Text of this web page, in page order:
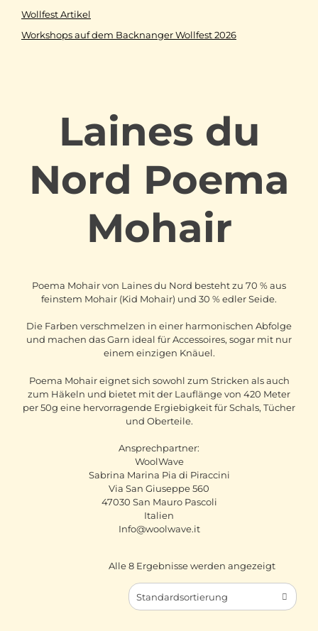
Laines du
Nord Poema
Mohair
Poema Mohair von Laines du Nord besteht zu 70 % aus
feinstem Mohair (Kid Mohair) und 30 % edler Seide.
Die Farben verschmelzen in einer harmonischen Abfolge
und machen das Garn ideal für Accessoires, sogar mit nur
einem einzigen Knäuel.
Poema Mohair eignet sich sowohl zum Stricken als auch
zum Häkeln und bietet mit der Lauflänge von 420 Meter
per 50g eine hervorragende Ergiebigkeit für Schals, Tücher
und Oberteile.
Ansprechpartner:
WoolWave
Sabrina Marina Pia di Piraccini
Via San Giuseppe 560
47030 San Mauro Pascoli
Italien
Info@woolwave.it
Alle 8 Ergebnisse werden angezeigt
Standardsortierung
Wollfest Artikel
Workshops auf dem Backnanger Wollfest 2026